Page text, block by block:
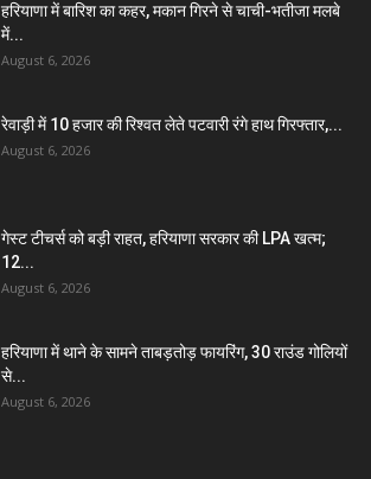
हरियाणा में बारिश का कहर, मकान गिरने से चाची-भतीजा मलबे
में...
August 6, 2026
रेवाड़ी में 10 हजार की रिश्वत लेते पटवारी रंगे हाथ गिरफ्तार,...
August 6, 2026
गेस्ट टीचर्स को बड़ी राहत, हरियाणा सरकार की LPA खत्म;
12...
August 6, 2026
हरियाणा में थाने के सामने ताबड़तोड़ फायरिंग, 30 राउंड गोलियों
से...
August 6, 2026